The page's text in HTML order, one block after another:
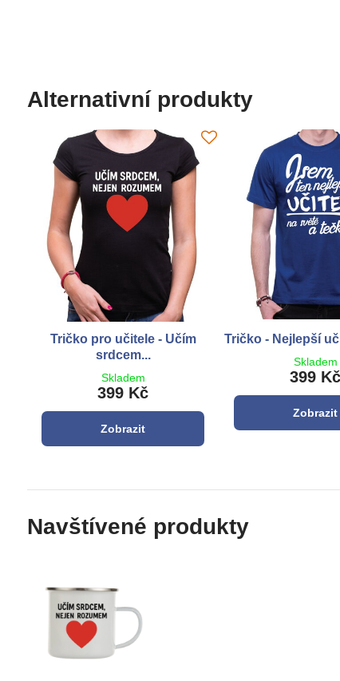
Alternativní produkty
Tričko pro učitele - Učím
srdcem...
Skladem
399 Kč
Zobrazit
Tričko - Nejlepší
Skladem
399 Kč
Zobrazit
Navštívené produkty